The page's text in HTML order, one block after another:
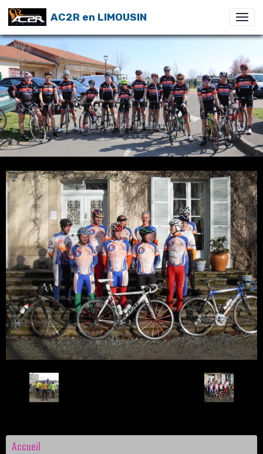
AC2R en LIMOUSIN
Accueil